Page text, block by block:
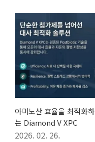
아미노산 효율을 최적화하
는 Diamond V XPC
2026. 02. 26.